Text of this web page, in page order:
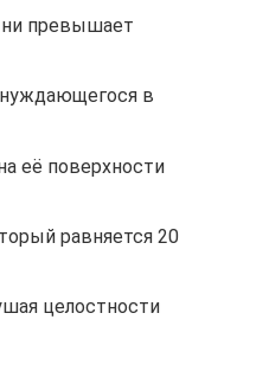
превышает
в
её поверхности
равняется 20
целостности